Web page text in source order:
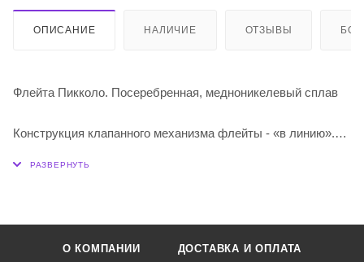
ОПИСАНИЕ НАЛИЧИЕ ОТЗЫВЫ
Флейта Пикколо. Посеребренная, медноникелевый сплав
Конструкция клапанного механизма флейты - «в линию».
О КОМПАНИИ ДОСТАВКА И ОПЛАТА